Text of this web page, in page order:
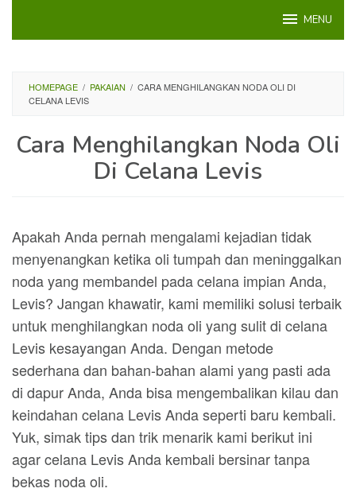
MENU
HOMEPAGE / PAKAIAN / CARA MENGHILANGKAN NODA OLI DI
CELANA LEVIS
Cara Menghilangkan Noda Oli
Di Celana Levis
Apakah Anda pernah mengalami kejadian tidak
menyenangkan ketika oli tumpah dan meninggalkan
noda yang membandel pada celana impian Anda,
Levis? Jangan khawatir, kami memiliki solusi terbaik
untuk menghilangkan noda oli yang sulit di celana
Levis kesayangan Anda. Dengan metode
sederhana dan bahan-bahan alami yang pasti ada
di dapur Anda, Anda bisa mengembalikan kilau dan
keindahan celana Levis Anda seperti baru kembali.
Yuk, simak tips dan trik menarik kami berikut ini
agar celana Levis Anda kembali bersinar tanpa
bekas noda oli.